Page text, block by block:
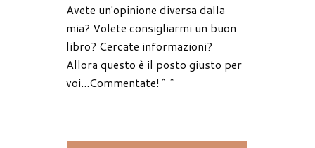
Avete un'opinione diversa dalla
mia? Volete consigliarmi un buon
libro? Cercate informazioni?
Allora questo è il posto giusto per
voi...Commentate!^^